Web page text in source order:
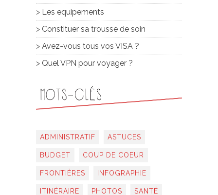
> Les equipements
> Constituer sa trousse de soin
> Avez-vous tous vos VISA ?
> Quel VPN pour voyager ?
ADMINISTRATIF ASTUCES
BUDGET COUP DE COEUR
FRONTIÈRES INFOGRAPHIE
ITINÉRAIRE PHOTOS SANTÉ